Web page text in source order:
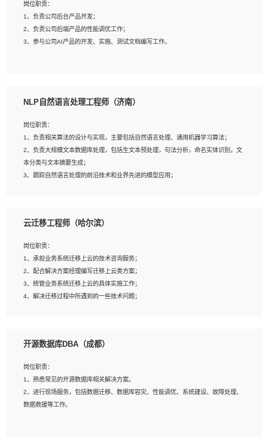
5、善于沟通，具有团队意识；
岗位职责：
1、负责公司后台产品开发；
2、负责公司后端产品的性能调优工作；
3、参与公司AI产品的开发、实施、测试文档编写工作。
验的更佳；
3、熟悉数据库开发，熟悉Mysql、Oracle、MongoDb数据库应用开发其中一种；
4、熟悉Python Wed框架（Django/Flask...）代码能力优秀，熟悉编码规范和具备
良好的文档编写能力）；
5、沟通表达能力强，具备团队协作能力。
NLP自然语言处理工程师（济南）
岗位职责：
1、负责相关算法的设计与实现，主要包括自然语言处理、通用机器学习算法；
2、负责大规模文本数据库处理，包括生文本预处理，句法分析，命名实体识别，文
本分类与文本摘要生成；
3、跟踪自然语言处理的前沿技术和业界先进的模型应用；
岗位要求：
2、熟悉tensorflow，keras，pytorch等常规深度学习框架，快速根据客户需求实现
有效的模型；
3、熟悉掌握至少一种编程语言，如：Python，Java；
4、 熟悉NLP相关算法与实现；
5、至少有一次及以上问答系统的项目实践，熟悉问答系统全流程开发者优先；
云迁移工程师（哈尔滨）
岗位职责：
1、承担业务系统迁移上云的技术咨询服务；
2、配合解决方案经理编写迁移上云类方案；
3、统管业务系统迁移上云的具体实施工作；
4、解决迁移过程中所遇到的一些技术问题；
1、专科及以上学历，三年以上工作经验，计算机等相关专业；
3、熟悉常见操作系统、存储、网络、 IO 等相关原理；
4、具有迁移工具实操经验，具备P2V、V2V迁移能力；
5、熟练华为、VMware虚拟化、云计算及云存储技术；
6、熟悉主流数据库、应用服务器、中间件部署架构和运维方法；
开源数据库DBA（成都）
岗位职责：
1、熟悉常见的开源数据库相关解决方案。
2、进行现场服务，包括数据迁移、数据库容灾、性能调优、系统建设、故障处理、
数据救援等工作。